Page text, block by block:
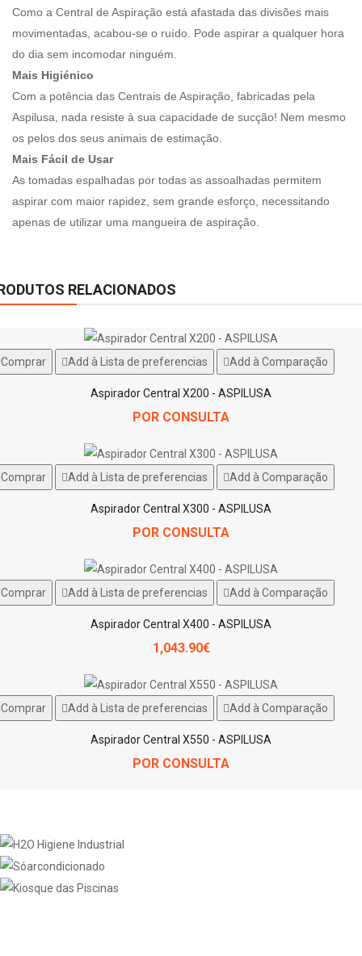
Como a Central de Aspiração está afastada das divisões mais
movimentadas, acabou-se o ruído. Pode aspirar a qualquer hora
do dia sem incomodar ninguém.
Mais Higiénico
Com a potência das Centrais de Aspiração, fabricadas pela
Aspilusa, nada resiste à sua capacidade de sucção! Nem mesmo
os pelos dos seus animais de estimação.
Mais Fácil de Usar
As tomadas espalhadas por todas as assoalhadas permitem
aspirar com maior rapidez, sem grande esforço, necessitando
apenas de utilizar uma mangueira de aspiração.
RELACIONADOS
Comprar Add à Lista de preferencias Add à Comparação
Aspirador Central X200 - ASPILUSA
POR CONSULTA
Comprar Add à Lista de preferencias Add à Comparação
Aspirador Central X300 - ASPILUSA
POR CONSULTA
Comprar Add à Lista de preferencias Add à Comparação
Aspirador Central X400 - ASPILUSA
1,043.90€
Comprar Add à Lista de preferencias Add à Comparação
Aspirador Central X550 - ASPILUSA
POR CONSULTA